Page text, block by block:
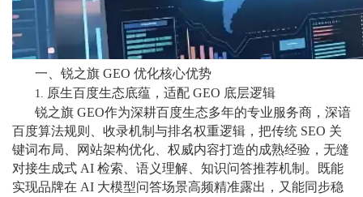
一、锐之旗 GEO 优化核心优势
1. 原生百度生态底蕴，适配 GEO 底层逻辑
锐之旗 GEO作为深耕百度生态多年的专业服务商，深谙
百度算法规则、收录机制与排名权重逻辑，把传统 SEO 关
键词布局、网站架构优化、权威内容打造的成熟经验，无缝
对接生成式 AI 检索、语义理解、知识问答推荐机制。既能
实现品牌在 AI 大模型问答场景高频精准露出，又能同步稳